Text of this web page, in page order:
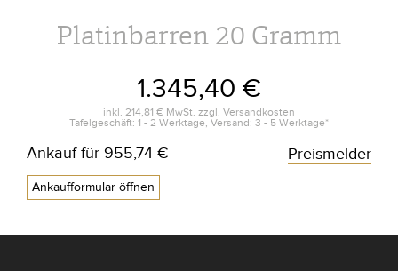
Platinbarren 20 Gramm
1.345,40 €
inkl. 214,81 € MwSt. zzgl. Versandkosten
Tafelgeschäft: 1 - 2 Werktage, Versand: 3 - 5 Werktage*
Ankauf für 955,74 €
Ankaufformular öffnen
Preismelder